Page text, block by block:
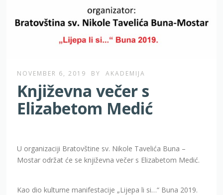
NOVEMBER 6, 2019 BY AKADEMIJA
Književna večer s
Elizabetom Medić
U organizaciji Bratovštine sv. Nikole Tavelića Buna –
Mostar održat će se književna večer s Elizabetom Medić.
Kao dio kulturne manifestacije „Lijepa li si…“ Buna 2019.